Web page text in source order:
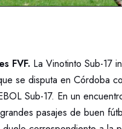
FVF. La Vinotinto Sub-17
se disputa en Córdoba
Sub-17. En un
pasajes de buen